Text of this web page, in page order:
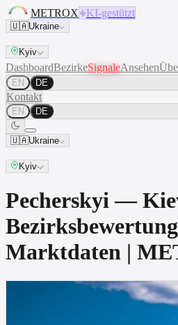
METROX KI-gestützt
🇺🇦Ukraine
Kyiv
DashboardBezirkeSignaleAnsehen
EN DE
Kontakt
EN DE
🇺🇦Ukraine
Kyiv
Pecherskyi —
Marktdaten |